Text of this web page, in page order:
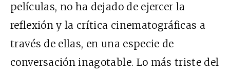
películas, no ha dejado de ejercer la
reflexión y la crítica cinematográficas a
través de ellas, en una especie de
conversación inagotable. Lo más triste del